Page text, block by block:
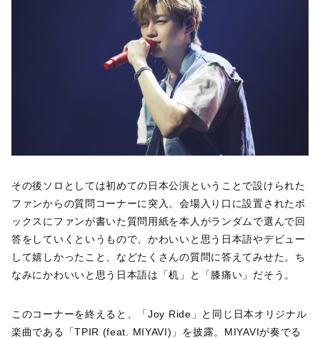
その後ソロとしては初めての日本公演ということで設けられた
ファンからの質問コーナーに突入。会場入り口に設置されたボ
ックスにファンが書いた質問用紙を本人がランダムで選んで回
答をしていくというもので、かわいいと思う日本語やデビュー
して嬉しかったこと、などたくさんの質問に答えてみせた。ち
なみにかわいいと思う日本語は「机」と「膝痛い」だそう。
このコーナーを終えると、「Joy Ride」と同じ日本オリジナル
楽曲である「TPIR (feat. MIYAVI)」を披露。MIYAVIが奏でる